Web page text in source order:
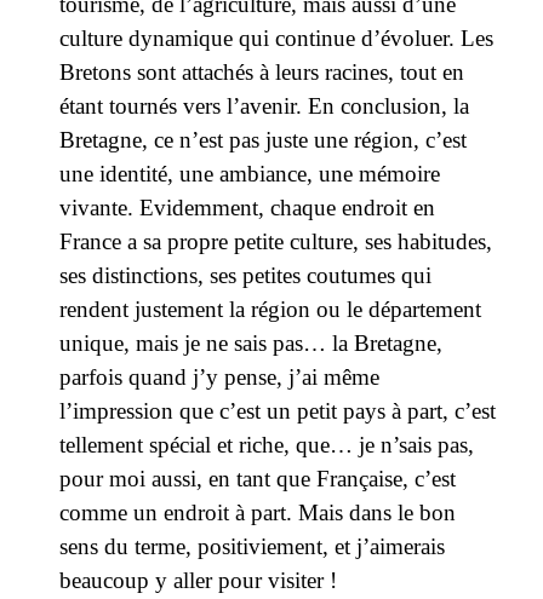
culture dynamique qui continue d’évoluer. Les
Bretons sont attachés à leurs racines, tout en
étant tournés vers l’avenir. En conclusion, la
Bretagne, ce n’est pas juste une région, c’est
une identité, une ambiance, une mémoire
vivante. Evidemment, chaque endroit en
France a sa propre petite culture, ses habitudes,
ses distinctions, ses petites coutumes qui
rendent justement la région ou le département
unique, mais je ne sais pas… la Bretagne,
parfois quand j’y pense, j’ai même
l’impression que c’est un petit pays à part, c’est
tellement spécial et riche, que… je n’sais pas,
pour moi aussi, en tant que Française, c’est
comme un endroit à part. Mais dans le bon
sens du terme, positiviement, et j’aimerais
beaucoup y aller pour visiter !